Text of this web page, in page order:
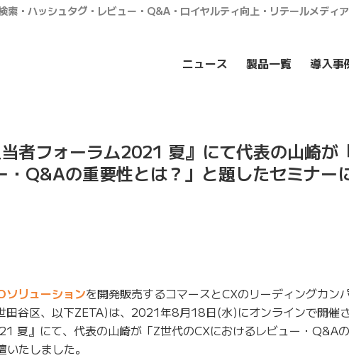
・ハッシュタグ・レビュー・Q&A・ロイヤルティ向上・リテールメディ
ニュース 製品一覧 導入事
当者フォーラム2021 夏』にて代表の山崎が
・Q&Aの重要性とは？」と題したセミナー
ソリューションを開発販売するコマースとCXのリーディングカン
田谷区、以下ZETA)は、2021年8月18日(水)にオンラインで開催
夏』にて、代表の山崎が「Z世代のCXにおけるレビュー・Q&A
たしました。